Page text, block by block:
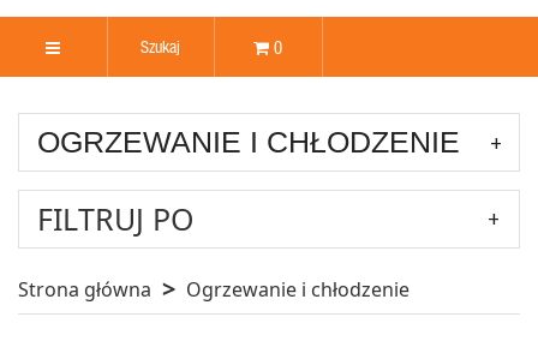
0
OGRZEWANIE I CHŁODZENIE
FILTRUJ PO
Strona główna Ogrzewanie i chłodzenie